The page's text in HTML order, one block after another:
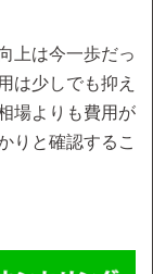
上は今一歩だっ
は少しでも抑え
場よりも費用が
りと確認するこ